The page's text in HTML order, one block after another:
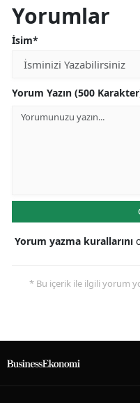
Yorumlar
İsim*
Yorum Yazın (500
Yorum yazma kurallarını
* Bu içerik ile ilgili yorum